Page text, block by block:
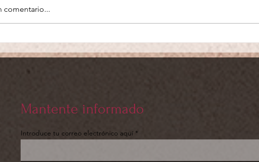
del Mr.CAD 360
comentario...
Mantente informado
Introduce tu correo electrónico aquí